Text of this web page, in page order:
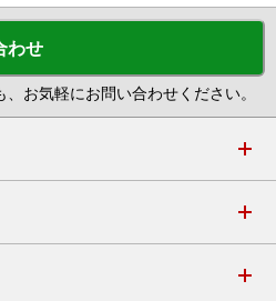
わせ
お気軽にお問い合わせください。